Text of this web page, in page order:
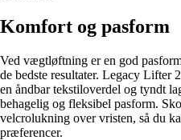
Komfort og pasform
Ved vægtløftning er en god
de bedste resultater. Legacy Lifter
en åndbar tekstiloverdel og tyndt
behagelig og fleksibel pasform.
velcrolukning over vristen, så du
præferencer.